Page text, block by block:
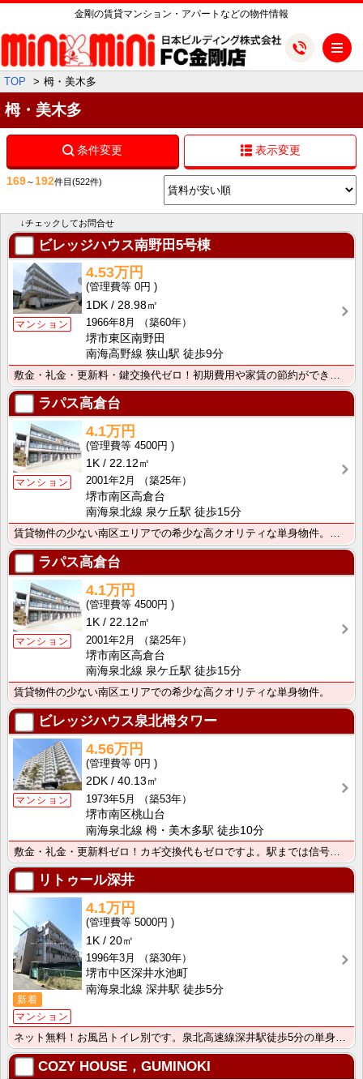
金剛の賃貸マンション・アパートなどの物件情報
TOP 栂・美木多
栂・美木多
条件変更 表示変更
169～192件目 (522件)
↓チェックしてお問合せ
ビレッジハウス南野田5号棟
マンション
4.53万円
0円
1DK
28.98㎡
1966年8月
（築60年）
堺市東区南野田
南海高野線 狭山駅 徒歩9分
敷金・礼金・更新料・鍵交換代ゼロ！初期費用や家賃の節約ができます。駅前はスーパー・コンビニ・銀行・飲･･･
ラパス高倉台
マンション
4.1万円
4500円
1K
22.12㎡
2001年2月
（築25年）
堺市南区高倉台
南海泉北線 泉ケ丘駅 徒歩15分
賃貸物件の少ない南区エリアでの希少な高クオリティな単身物件。詳しくはお問合せ下さい！
ラパス高倉台
マンション
4.1万円
4500円
1K
22.12㎡
2001年2月
（築25年）
堺市南区高倉台
南海泉北線 泉ケ丘駅 徒歩15分
賃貸物件の少ない南区エリアでの希少な高クオリティな単身物件。
ビレッジハウス泉北栂タワー
マンション
4.56万円
0円
2DK
40.13㎡
1973年5月
（築53年）
堺市南区桃山台
南海泉北線 栂・美木多駅 徒歩10分
リトゥール深井
新着
マンション
4.1万円
5000円
1K
20㎡
1996年3月
（築30年）
堺市中区深井水池町
南海泉北線 深井駅 徒歩5分
COZY HOUSE，GUMINOKI